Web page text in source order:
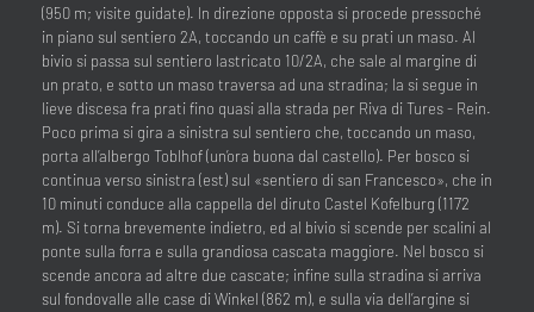
(950 m; visite guidate). In direzione opposta si procede pressoché
in piano sul sentiero 2A, toccando un caffè e su prati un maso. Al
bivio si passa sul sentiero lastricato 10/2A, che sale al margine di
un prato, e sotto un maso traversa ad una stradina; la si segue in
lieve discesa fra prati fino quasi alla strada per Riva di Tures - Rein.
Poco prima si gira a sinistra sul sentiero che, toccando un maso,
porta all’albergo Toblhof (un’ora buona dal castello). Per bosco si
continua verso sinistra (est) sul «sentiero di san Francesco», che in
10 minuti conduce alla cappella del diruto Castel Kofelburg (1172
m). Si torna brevemente indietro, ed al bivio si scende per scalini al
ponte sulla forra e sulla grandiosa cascata maggiore. Nel bosco si
scende ancora ad altre due cascate; infine sulla stradina si arriva
sul fondovalle alle case di Winkel (862 m), e sulla via dell’argine si